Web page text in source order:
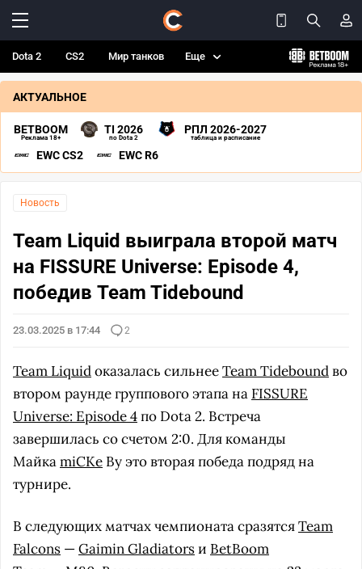
Dota 2 CS2 Мир танков Еще
АКТУАЛЬНОЕ
BETBOOM
Реклама 18+
TI 2026
по Dota 2
РПЛ 2026-2027
таблица и расписание
EWC CS2 EWC R6
Новость
Team Liquid выиграла второй матч
на FISSURE Universe: Episode 4,
победив Team Tidebound
23.03.2025 в 17:44 2
Team Liquidоказалась сильнееTeam Tideboundво
втором раунде группового этапа на FISSURE
Universe: Episode 4по Dota 2. Встреча
завершилась со счетом 2:0. Для команды
МайкаmiCKe Ву это вторая победа подряд на
турнире.
В следующих матчах чемпионата сразятсяTeam
Falcons —Gaimin Gladiatorsи BetBoom